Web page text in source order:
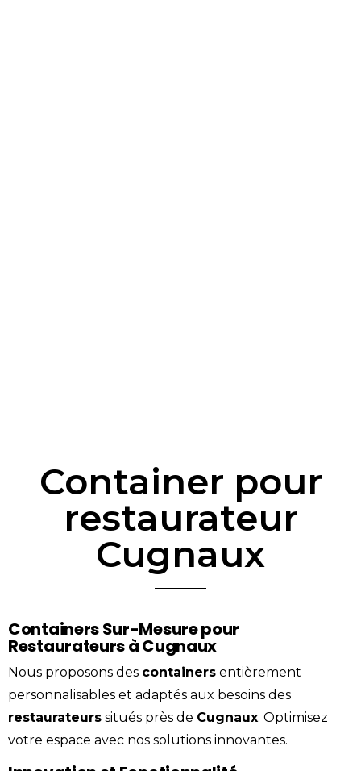
Container pour
restaurateur
Cugnaux
Containers Sur-Mesure pour
Restaurateurs à Cugnaux
Nous proposons des containers entièrement
personnalisables et adaptés aux besoins des
restaurateurs situés près de Cugnaux. Optimisez
votre espace avec nos solutions innovantes.